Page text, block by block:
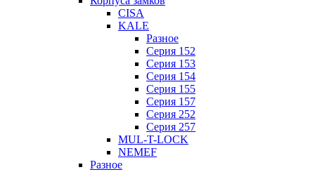
CISA
KALE
Разное
Серия 152
Серия 153
Серия 154
Серия 155
Серия 157
Серия 252
Серия 257
MUL-T-LOCK
NEMEF
Разное